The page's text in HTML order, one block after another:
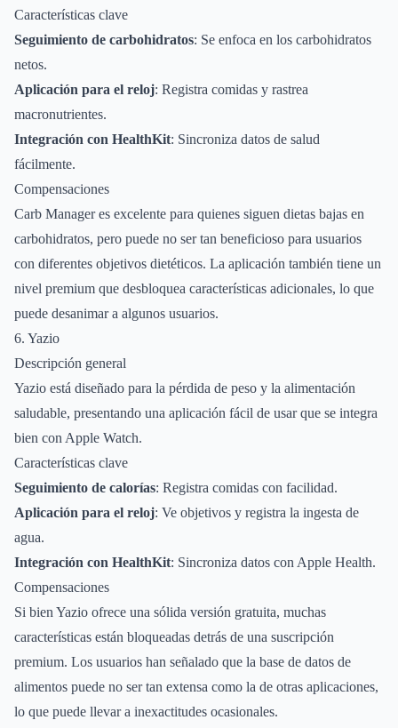
Características clave
Seguimiento de carbohidratos: Se enfoca en los carbohidratos
netos.
Aplicación para el reloj: Registra comidas y rastrea
macronutrientes.
Integración con HealthKit: Sincroniza datos de salud
fácilmente.
Compensaciones
Carb Manager es excelente para quienes siguen dietas bajas en
carbohidratos, pero puede no ser tan beneficioso para usuarios
con diferentes objetivos dietéticos. La aplicación también tiene un
nivel premium que desbloquea características adicionales, lo que
puede desanimar a algunos usuarios.
6. Yazio
Descripción general
Yazio está diseñado para la pérdida de peso y la alimentación
saludable, presentando una aplicación fácil de usar que se integra
bien con Apple Watch.
Características clave
Seguimiento de calorías: Registra comidas con facilidad.
Aplicación para el reloj: Ve objetivos y registra la ingesta de
agua.
Integración con HealthKit: Sincroniza datos con Apple Health.
Compensaciones
Si bien Yazio ofrece una sólida versión gratuita, muchas
características están bloqueadas detrás de una suscripción
premium. Los usuarios han señalado que la base de datos de
alimentos puede no ser tan extensa como la de otras aplicaciones,
lo que puede llevar a inexactitudes ocasionales.